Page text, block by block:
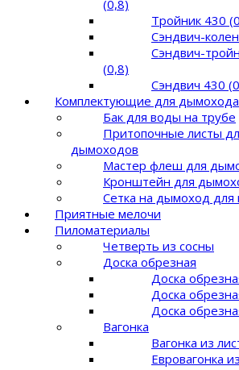
(0,8)
Тройник 430
Сэндвич-
Сэндвич-
(0,8)
Сэндвич 430
Комплектующие для дымохода
Бак для воды на трубе
Притопочные листы
дымоходов
Мастер флеш для
Кронштейн для
Сетка на дымоход для
Приятные мелочи
Пиломатериалы
Четверть из сосны
Доска обрезная
Доска
Доска
Доска
Вагонка
Вагонка из
Евровагонка